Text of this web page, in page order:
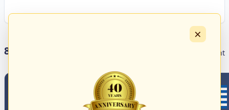
8 Livestreams heute Livestream Übersicht
0
×